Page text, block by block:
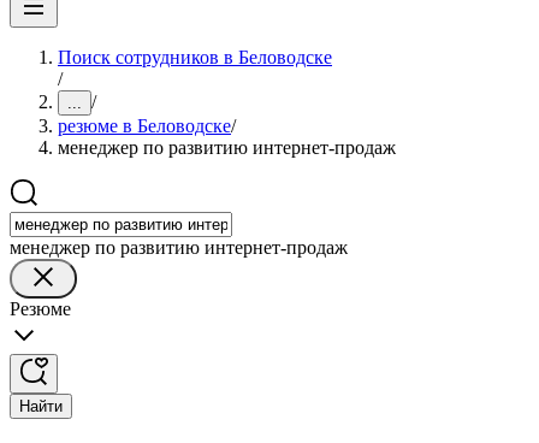
Поиск сотрудников в Беловодске
/
... /
резюме в Беловодске/
менеджер по развитию интернет-продаж
менеджер по развитию интернет-продаж
Резюме
Найти